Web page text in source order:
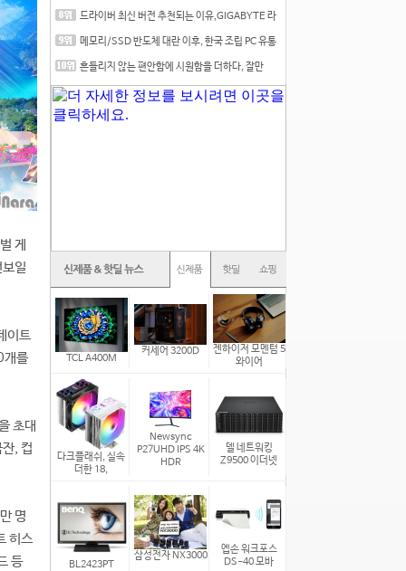
게
일
이트
개를
초대
, 컵
명
히스
등
드라이버 최신 버전 추천되는 이유,GIGABYTE 라
메모리/SSD 반도체 대란 이후, 한국 조립 PC 유통
흔들리지 않는 편안함에 시원함을 더하다, 잘만
TCL A400M
커세어 3200D
젠하이저 모멘텀 5
와이어
다크플래쉬, 실속
더한 18,
Newsync
P27UHD IPS 4K
HDR
델 네트워킹
Z9500 이더넷
BL2423PT
삼성전자 NX3000
엡손 워크포스
DS-40 모바